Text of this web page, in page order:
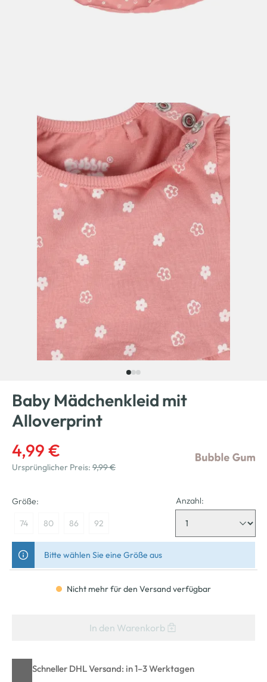
Baby Mädchenkleid mit
Alloverprint
4,99 €
Ursprünglicher Preis: 9,99 €
Größe:
74 80 86 92
Anzahl:
Bitte wählen Sie eine Größe aus
Nicht mehr für den Versand verfügbar
In den Warenkorb
Schneller DHL Versand: in 1–3 Werktagen